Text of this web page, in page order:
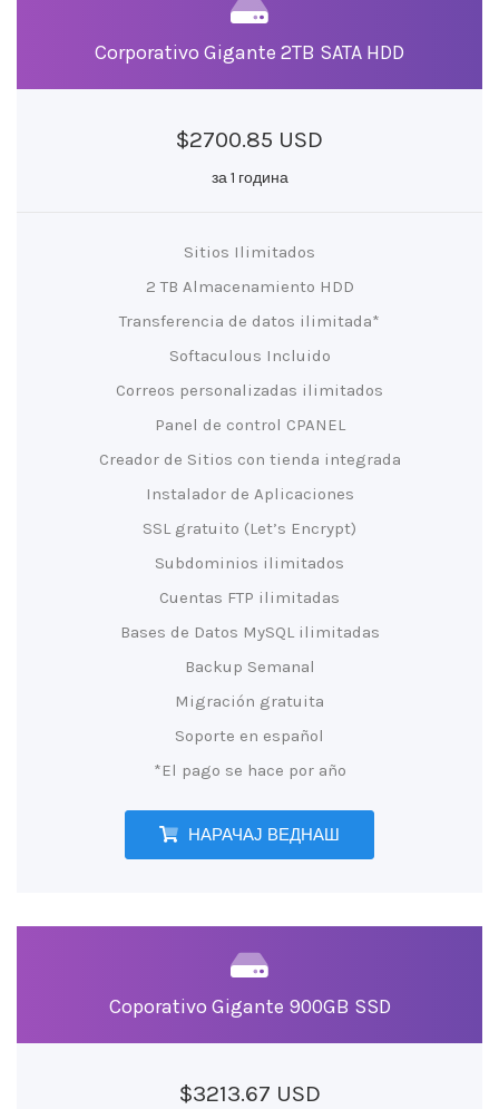
Corporativo Gigante 2TB SATA HDD
$2700.85 USD
за 1 година
Sitios Ilimitados
2 TB Almacenamiento HDD
Transferencia de datos ilimitada*
Softaculous Incluido
Correos personalizadas ilimitados
Panel de control CPANEL
Creador de Sitios con tienda integrada
Instalador de Aplicaciones
SSL gratuito (Let’s Encrypt)
Subdominios ilimitados
Cuentas FTP ilimitadas
Bases de Datos MySQL ilimitadas
Backup Semanal
Migración gratuita
Soporte en español
*El pago se hace por año
НАРАЧАЈ ВЕДНАШ
Coporativo Gigante 900GB SSD
$3213.67 USD